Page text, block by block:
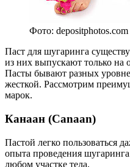
Фото: depositphotos.com
Паст для шугаринга
из них выпускают только на
Пасты бывают разных
жесткой. Рассмотрим
марок.
Канаан (Canaan)
Пастой легко пользоваться
опыта проведения
любом участке тела.